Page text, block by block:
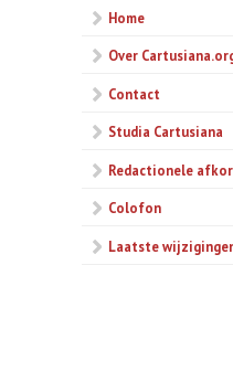
Home
Over
Contact
Studia Cartusiana
Redactionele
Colofon
Laatste